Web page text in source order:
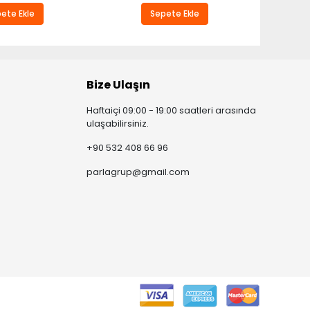
Ekle Sepete Ekle
Bize Ulaşın
Haftaiçi 09:00 - 19:00 saatleri arasında
ulaşabilirsiniz.
+90 532 408 66 96
parlagrup@gmail.com